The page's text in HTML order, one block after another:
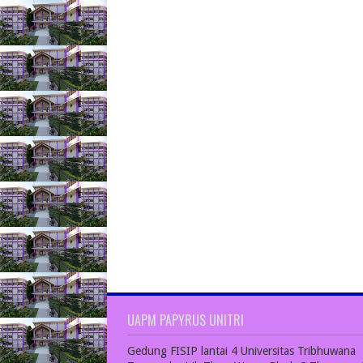
UAPM PAPYRUS UNITRI
Gedung FISIP lantai 4 Universitas Tribhuwana